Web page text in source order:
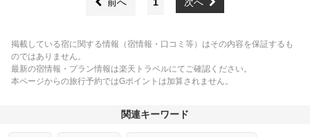
前へ 1 次へ
掲載している宿に関する情報（宿情報・口コミ等）はその内容を保証するも
のではありません。
最新の宿情報・プラン情報は楽天トラベルにてご確認ください。
本ページからの旅行予約ではGポイントは加算されません。
関連キーワード